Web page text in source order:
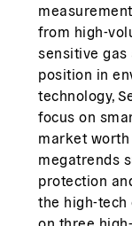
from high-
sensitive gas
position in
technology,
focus on
market
megatrends
protection
the high-